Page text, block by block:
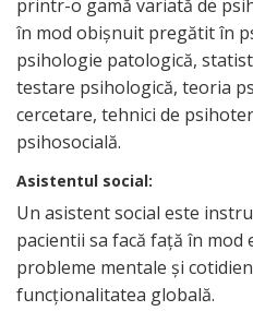
printr-o gamă variată de
în mod obişnuit pregătit în
psihologie patologică,
testare psihologică, teoria
cercetare, tehnici de
psihosocială.
Asistentul social:
Un asistent social este
pacientii sa facă faţă în mod
probleme mentale şi
funcţionalitatea globală.